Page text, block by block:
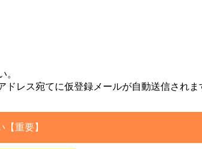
。
レス宛てに仮登録メールが自動送信され
重要】